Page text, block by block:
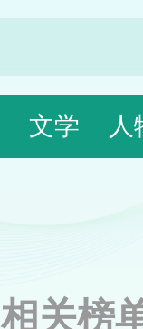
文学 人
相关榜